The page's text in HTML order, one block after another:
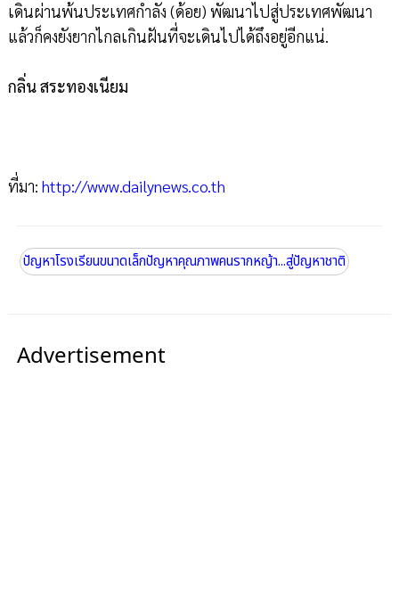
เดินผ่านพ้นประเทศกำลัง (ด้อย) พัฒนาไปสู่ประเทศพัฒนา
แล้วก็คงยังยากไกลเกินฝันที่จะเดินไปได้ถึงอยู่อีกแน่.
กลิ่น สระทองเนียม
ที่มา: http://www.dailynews.co.th
ปัญหาโรงเรียนขนาดเล็กปัญหาคุณภาพคนรากหญ้า...สู่ปัญหาชาติ
Advertisement